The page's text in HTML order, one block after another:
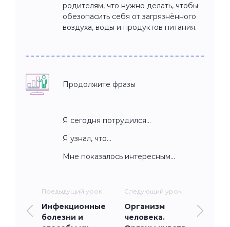
родителям, что нужно делать, чтобы
обезопасить себя от загрязнённого
воздуха, воды и продуктов питания.
Продолжите фразы
Я сегодня потрудился…
Я узнал, что…
Мне показалось интересным…
Предыдущий урок
Инфекционные
болезни и
Следующий урок
Организм
человека.